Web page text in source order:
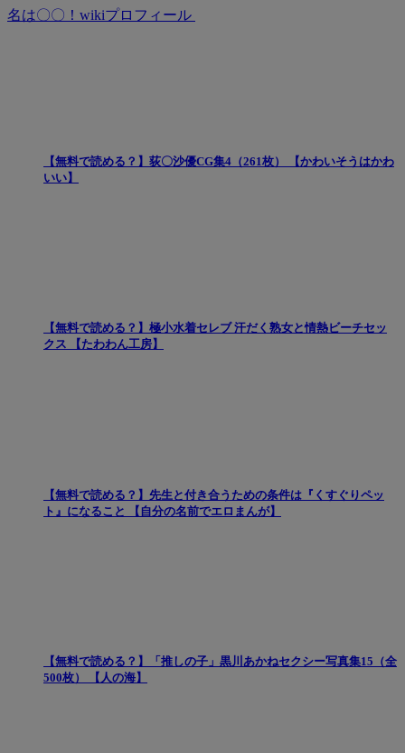
名は〇〇！wikiプロフィール
【無料で読める？】荻〇沙優CG集4（261枚） 【かわいそうはかわ
いい】
【無料で読める？】極小水着セレブ 汗だく熟女と情熱ビーチセッ
クス 【たわわん工房】
【無料で読める？】先生と付き合うための条件は『くすぐりペッ
ト』になること 【自分の名前でエロまんが】
【無料で読める？】「推しの子」黒川あかねセクシー写真集15（全
500枚） 【人の海】